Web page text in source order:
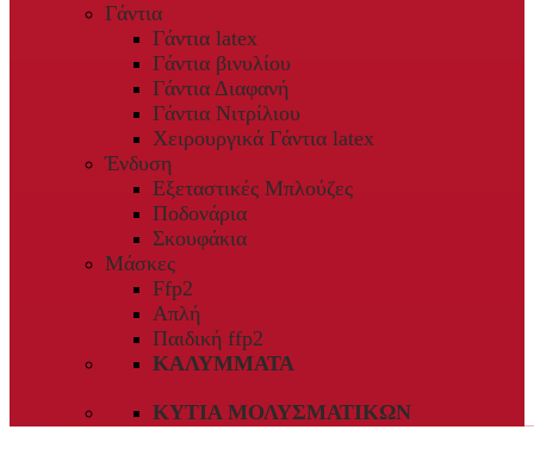
Γάντια
Γάντια latex
Γάντια βινυλίου
Γάντια Διαφανή
Γάντια Νιτρίλιου
Χειρουργικά Γάντια latex
Ένδυση
Εξεταστικές Μπλούζες
Ποδονάρια
Σκουφάκια
Μάσκες
Ffp2
Απλή
Παιδική ffp2
ΚΑΛΎΜΜΑΤΑ
ΚΥΤΊΑ ΜΟΛΥΣΜΑΤΙΚΏΝ